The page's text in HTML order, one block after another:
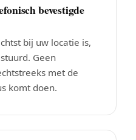
bevestigde
bij uw locatie is,
Geen
met de
komt doen.